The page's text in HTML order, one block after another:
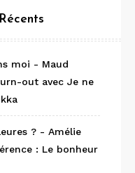
moi - Maud
out avec Je ne
? - Amélie
: Le bonheur